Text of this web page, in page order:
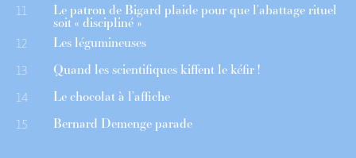
11 Le patron de Bigard plaide pour que l’abattage rituel
soit « discipliné »
12 Les légumineuses
13 Quand les scientifiques kiffent le kéfir !
14 Le chocolat à l’affiche
15 Bernard Demenge parade